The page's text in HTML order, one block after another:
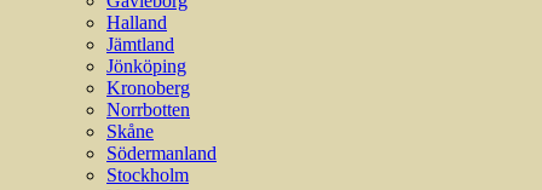
Halland
Jämtland
Jönköping
Kronoberg
Norrbotten
Skåne
Södermanland
Stockholm